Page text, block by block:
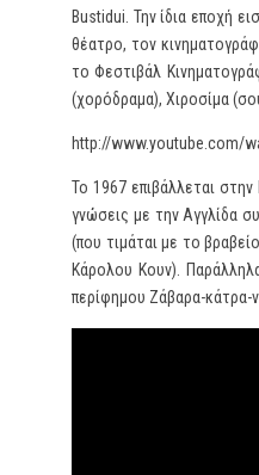
Bustidui. Την ίδια εποχή
θέατρο, τον
το Φεστιβάλ
(χορόδραμα), Χιροσίμα
http://www.youtube.com/
Το 1967 επιβάλλεται
γνώσεις με την Αγγλίδα
(που τιμάται με το
Κάρολου Κουν).
περίφημου Ζάβαρα-κάτρα-